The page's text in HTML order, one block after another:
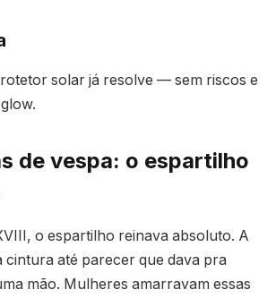
solar já resolve — sem riscos e
de vespa: o espartilho
o espartilho reinava absoluto. A
cintura até parecer que dava pra
mão. Mulheres amarravam essas